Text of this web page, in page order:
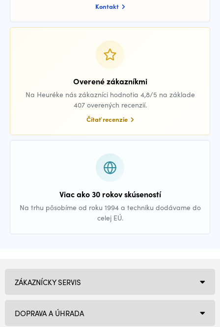
Kontakt
Overené zákazníkmi
Na Heuréke nás zákazníci hodnotia 4,8/5 na základe
407 overených recenzií.
Čítať recenzie
Viac ako 30 rokov skúseností
Na trhu pôsobíme od roku 1994 a techniku dodávame do
celej EÚ.
ZÁKAZNÍCKY SERVIS
DOPRAVA A ÚHRADA